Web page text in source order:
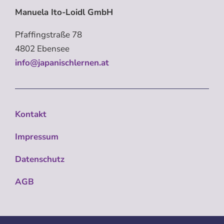
Manuela Ito-Loidl GmbH
Pfaffingstraße 78
4802 Ebensee
info@japanischlernen.at
Kontakt
Impressum
Datenschutz
AGB